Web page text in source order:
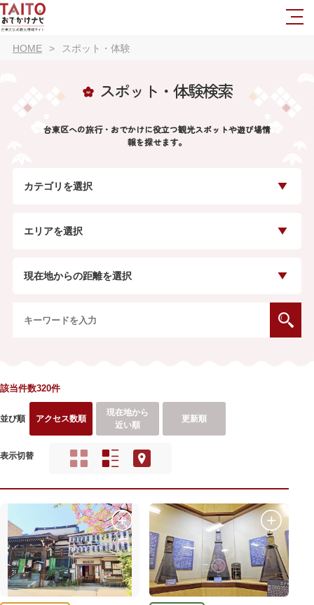
HOME スポット・体験
スポット・体験検索
台東区への旅行・おでかけに役立つ観光スポットや遊び場情
報を探せます。
カテゴリを選択
エリアを選択
現在地からの距離を選択
該当件数320件
並び順 アクセス数順
現在地から
近い順
更新順
表示切替